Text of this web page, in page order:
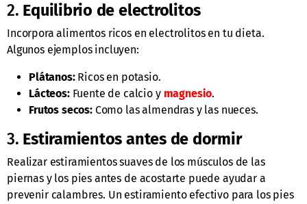
2. Equilibrio de electrolitos
Incorpora alimentos ricos en electrolitos en tu dieta.
Algunos ejemplos incluyen:
Plátanos:Ricos en potasio.
Lácteos:Fuente de calcio y magnesio.
Frutos secos:Como las almendras y las nueces.
3. Estiramientos antes de dormir
Realizar estiramientos suaves de los músculos de las
piernas y los pies antes de acostarte puede ayudar a
prevenir calambres. Un estiramiento efectivo para los pies